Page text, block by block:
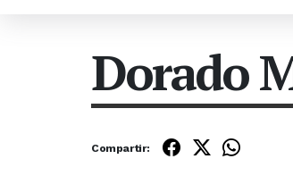
Dorado
Compartir: